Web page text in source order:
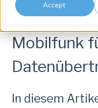
Accept
Gib es
Mobilfunk
In diesem